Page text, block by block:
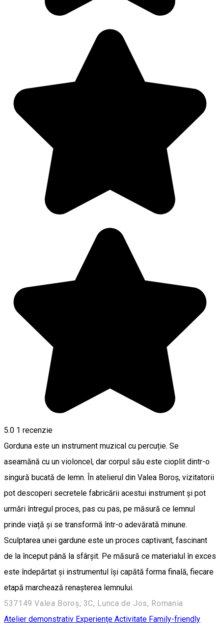
5.0 1 recenzie
Gorduna este un instrument muzical cu percuție. Se
aseamănă cu un violoncel, dar corpul său este cioplit dintr-o
singură bucată de lemn. În atelierul din Valea Boroș, vizitatorii
pot descoperi secretele fabricării acestui instrument și pot
urmări întregul proces, pas cu pas, pe măsură ce lemnul
prinde viață și se transformă într-o adevărată minune.
Sculptarea unei gardune este un proces captivant, fascinant
de la început până la sfârșit. Pe măsură ce materialul în exces
este îndepărtat și instrumentul își capătă forma finală, fiecare
etapă marchează renașterea lemnului.
537149 Valea Boroș, 3C, Lunca de Jos, Romania
Atelier demonstrativ Experienţe Activitate Family-friendly